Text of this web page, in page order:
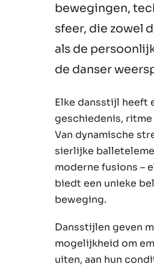
bewegingen,
sfeer, die zowel
als de
de danser
Elke dansstijl heeft
geschiedenis, ritme
Van dynamische
sierlijke
moderne fusions –
biedt een unieke
beweging.
Dansstijlen geven
mogelijkheid om
uiten, aan hun